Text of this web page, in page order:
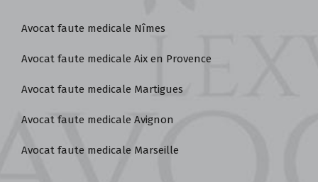
Avocat faute medicale Nîmes
Avocat faute medicale Aix en Provence
Avocat faute medicale Martigues
Avocat faute medicale Avignon
Avocat faute medicale Marseille